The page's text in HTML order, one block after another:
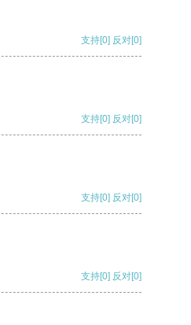
支持[0] 反对[0]
支持[0] 反对[0]
支持[0] 反对[0]
支持[0] 反对[0]